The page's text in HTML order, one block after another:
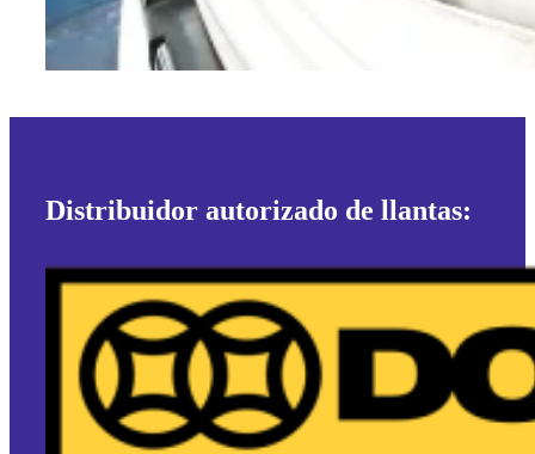
Distribuidor autorizado de llantas: